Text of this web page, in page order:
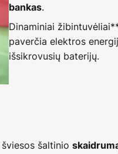
bankas.
Dinaminiai
paverčia elektros
išsikrovusių baterijų.
šaltinio